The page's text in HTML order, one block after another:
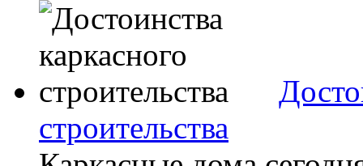
строительства